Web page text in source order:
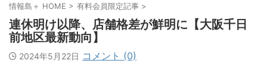
情報島＋ HOME > 有料会員限定記事 >
連休明け以降、店舗格差が鮮明に【大阪千日
前地区最新動向】
2024年5月22日 コメント (0)